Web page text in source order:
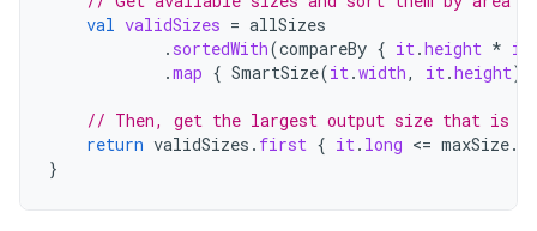
val validSizes = allSizes
. sortedWith(compareBy { it.height * it
.map { SmartSize(it.width, it.height)
// Then, get the largest output size that is
return validSizes . first { it. long <= maxSize.
}